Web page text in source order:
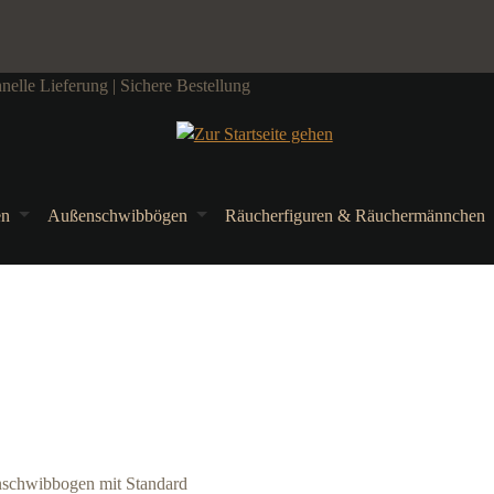
Lieferung | Sichere Bestellung
Außenschwibbögen Räucherfiguren & Räuchermännchen